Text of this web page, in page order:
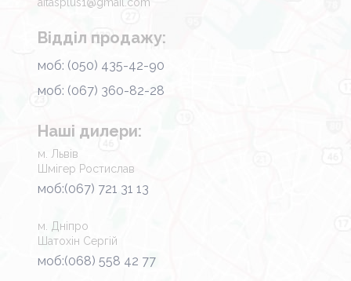
aitasplus1@gmail.com
Відділ продажу:
моб: (050) 435-42-90
моб: (067) 360-82-28
Наші дилери:
м. Львів
Шмігер Ростислав
моб:(067) 721 31 13
м. Дніпро
Шатохін Сергій
моб:(068) 558 42 77